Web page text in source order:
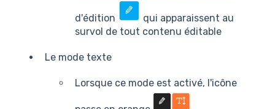
d'édition
qui apparaissent au
survol de tout contenu éditable
Le mode texte
Lorsque ce mode est activé, l'icône